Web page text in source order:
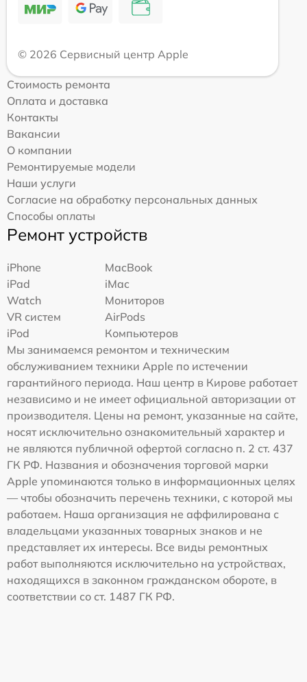
© 2026 Сервисный центр Apple
Стоимость ремонта
Оплата и доставка
Контакты
Вакансии
О компании
Ремонтируемые модели
Наши услуги
Согласие на обработку персональных данных
Способы оплаты
Ремонт устройств
iPhone
MacBook
iPad
iMac
Watch
Мониторов
VR систем
AirPods
iPod
Компьютеров
Мы занимаемся ремонтом и техническим
обслуживанием техники Apple по истечении
гарантийного периода. Наш центр в Кирове работает
независимо и не имеет официальной авторизации от
производителя. Цены на ремонт, указанные на сайте,
носят исключительно ознакомительный характер и
не являются публичной офертой согласно п. 2 ст. 437
ГК РФ. Названия и обозначения торговой марки
Apple упоминаются только в информационных целях
— чтобы обозначить перечень техники, с которой мы
работаем. Наша организация не аффилирована с
владельцами указанных товарных знаков и не
представляет их интересы. Все виды ремонтных
работ выполняются исключительно на устройствах,
находящихся в законном гражданском обороте, в
соответствии со ст. 1487 ГК РФ.